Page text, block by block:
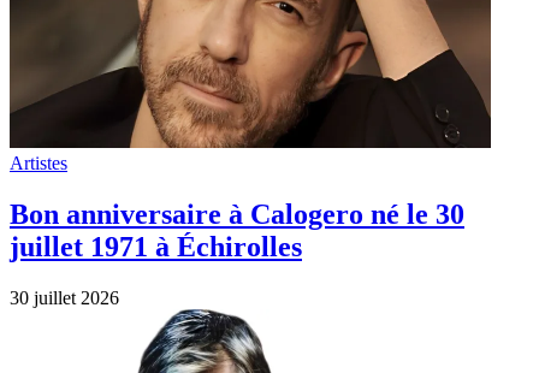
Artistes
Bon anniversaire à Calogero né le 30
juillet 1971 à Échirolles
30 juillet 2026